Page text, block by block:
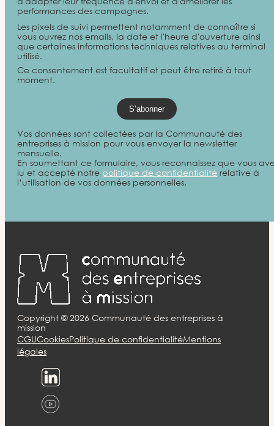
performances des campagnes.
Les pixels de suivi permettent notamment de connaître si
vous ouvrez nos emails, la date et l'heure d'ouverture ainsi
que certaines informations techniques relatives au terminal
utilisé.
Ce consentement est facultatif et peut être retiré à tout
moment.
Vos données sont collectées par la Communauté des
entreprises à mission pour vous envoyer la newsletter
mensuelle.
En soumettant ce formulaire, vous reconnaissez que vous
lu et accepté notre politique de confidentialité relative à
l’utilisation de vos données personnelles.
Copyright ©2026 Communauté des entreprises à
mission
CGUCookiesPolitique de confidentialitéMentions
légales